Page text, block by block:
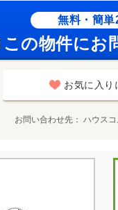
無料・簡単
この物件にお
お気に入り
お問い合わせ先 ハウス